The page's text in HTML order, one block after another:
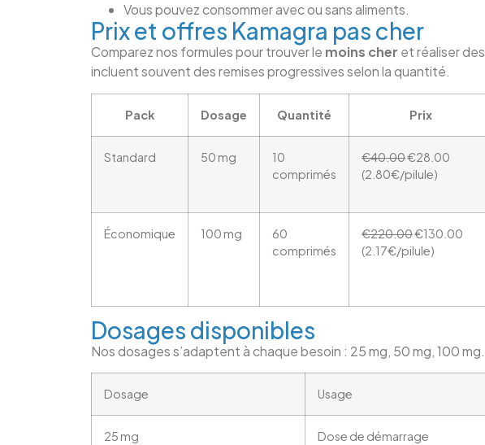
Vous pouvez consommer avec ou sans aliments.
Prix et offres Kamagra pas cher
Comparez nos formules pour trouver le moins cher et réaliser des
incluent souvent des remises progressives selon la quantité.
Pack Dosage Quantité Prix
Standard 50 mg
10
comprimés
€40.00€28.00
(2.80€/pilule)
Économique 100 mg
60
comprimés
€220.00€130.00
(2.17€/pilule)
Dosages disponibles
Nos dosages s’adaptent à chaque besoin : 25 mg, 50 mg, 100 mg.
Dosage Usage
25 mg Dose de démarrage